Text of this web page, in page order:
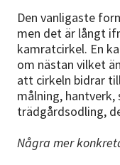
Den vanligaste
men det är långt
kamratcirkel. En
om nästan vilket
att cirkeln bidrar
målning, hantverk,
trädgårdsodling,
Några mer